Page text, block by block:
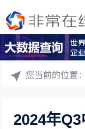
您当前的位置
2024年Q3